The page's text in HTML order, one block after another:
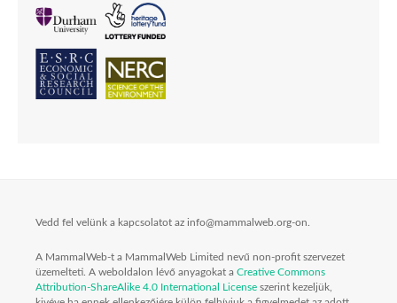
Vedd fel velünk a kapcsolatot az info@mammalweb.org-on.
A MammalWeb-t a MammalWeb Limited nevű non-profit szervezet
üzemelteti. A weboldalon lévő anyagokat a Creative Commons
Attribution-ShareAlike 4.0 International License szerint kezeljük,